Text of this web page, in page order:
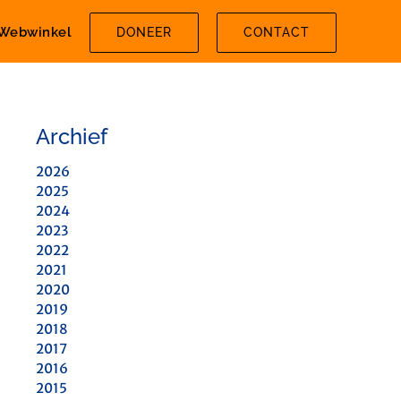
DONEER CONTACT
Archief
2026
2025
2024
2023
2022
2021
2020
2019
2018
2017
2016
2015